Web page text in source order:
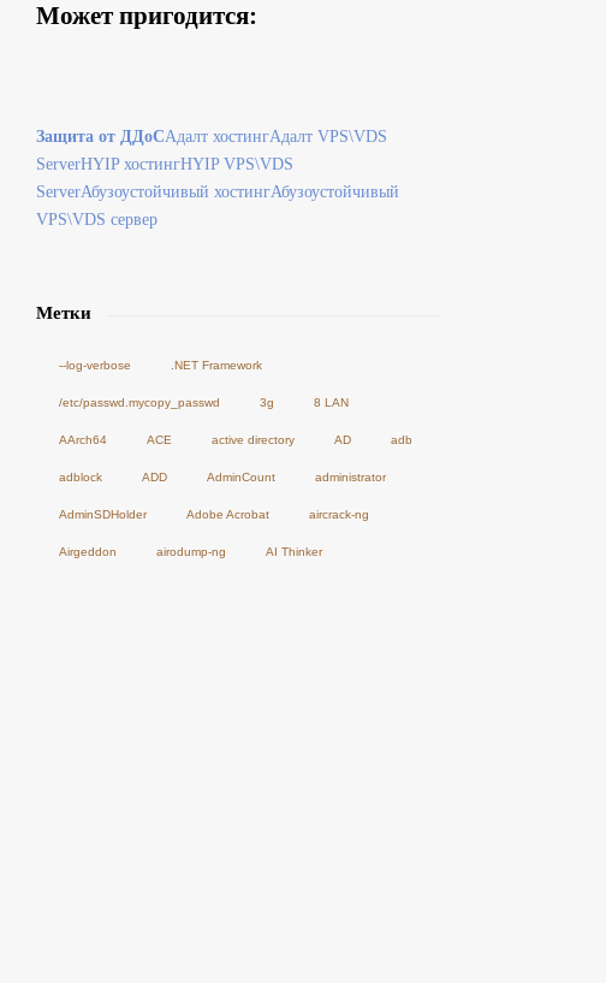
Может пригодится:
Защита от ДДоСАдалт хостингАдалт VPS\VDS
ServerHYIP хостингHYIP VPS\VDS
ServerАбузоустойчивый хостингАбузоустойчивый
VPS\VDS сервер
Метки
--log-verbose .NET Framework
/etc/passwd.mycopy_passwd 3g 8 LAN
AArch64 ACE active directory AD adb
adblock ADD AdminCount administrator
AdminSDHolder Adobe Acrobat aircrack-ng
Airgeddon airodump-ng AI Thinker